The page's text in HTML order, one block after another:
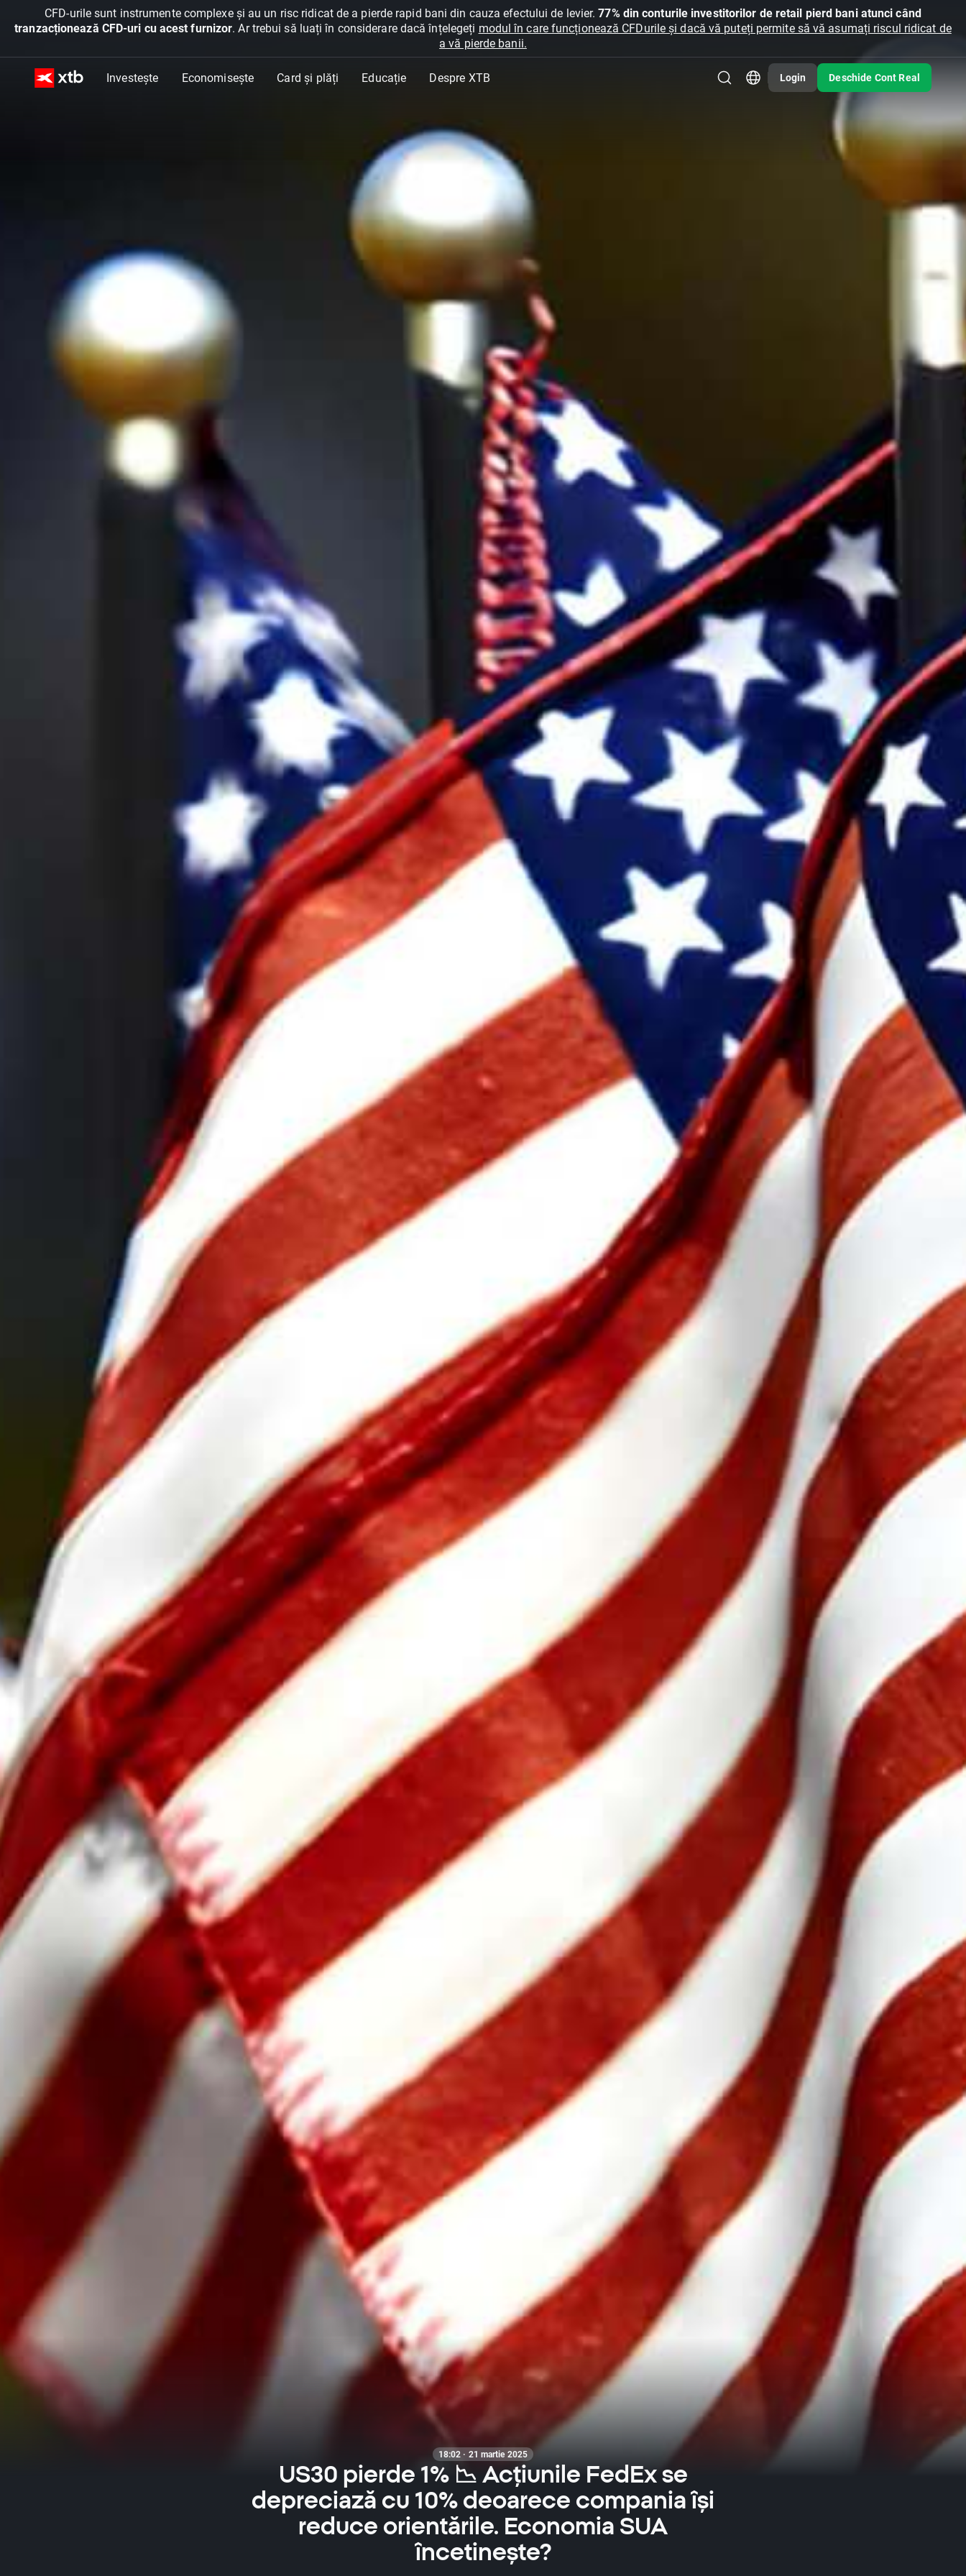
CFD-urile sunt instrumente complexe și au un risc ridicat de a pierde rapid bani din cauza efectului de levier.77% din conturile investitorilor de retail pierd bani atunci când
tranzacționează CFD-uri cu acest furnizor. Ar trebui să luați în considerare dacă înțelegeți modul în care funcționează CFDurile și dacă vă puteți permite să vă asumați riscul ridicat de
a vă pierde banii.
Investește Economisește Card și plăți Educație Despre XTB Login Deschide Cont Real
18:02 · 21 martie 2025
US30 pierde 1% 📉 Acțiunile FedEx se
depreciază cu 10% deoarece compania își
reduce orientările. Economia SUA
încetinește?